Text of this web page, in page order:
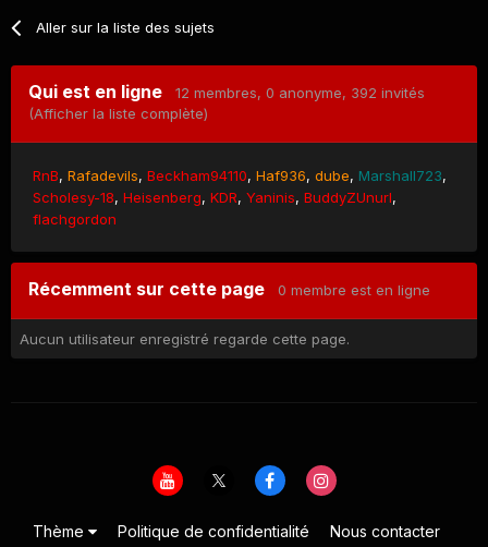
Aller sur la liste des sujets
Qui est en ligne 12 membres, 0 anonyme, 392 invités
(Afficher la liste complète)
RnB Rafadevils Beckham94110 Haf936 dube
Marshall723
Scholesy-18 Heisenberg KDR Yaninis BuddyZUnurl
flachgordon
Récemment sur cette page 0 membre est en ligne
Aucun utilisateur enregistré regarde cette page.
Thème Politique de confidentialité
Nous contacter